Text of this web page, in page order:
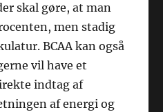
skal gøre, at man
men stadig
BCAA kan også
vil have et
indtag af
af energi og